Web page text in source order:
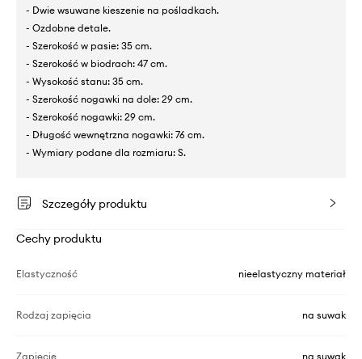
- Dwie wsuwane kieszenie na pośladkach.
- Ozdobne detale.
- Szerokość w pasie: 35 cm.
- Szerokość w biodrach: 47 cm.
- Wysokość stanu: 35 cm.
- Szerokość nogawki na dole: 29 cm.
- Szerokość nogawki: 29 cm.
- Długość wewnętrzna nogawki: 76 cm.
- Wymiary podane dla rozmiaru: S.
Szczegóły produktu
Cechy produktu
Elastyczność nieelastyczny materiał
Rodzaj zapięcia na suwak
Zapięcie na suwak